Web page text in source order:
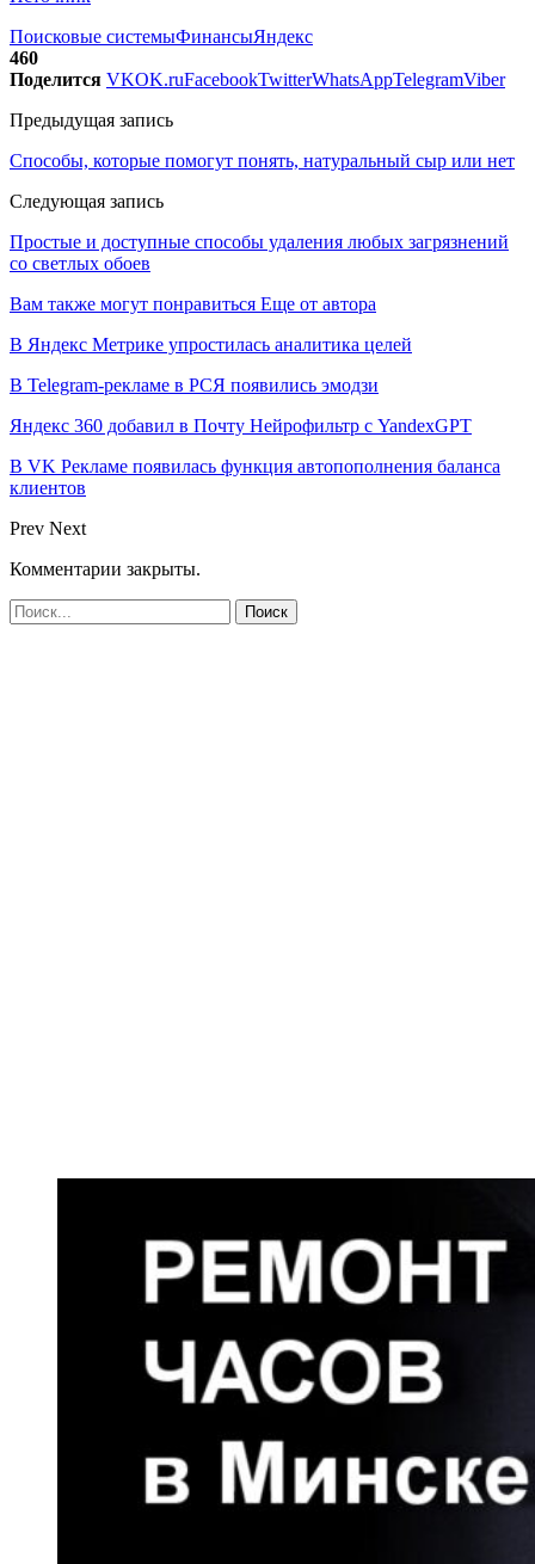
Поисковые системыФинансыЯндекс
460
Поделится VKOK.ruFacebookTwitterWhatsAppTelegramViber
Предыдущая запись
Способы, которые помогут понять, натуральный сыр или нет
Следующая запись
Простые и доступные способы удаления любых загрязнений
со светлых обоев
Вам также могут понравиться Еще от автора
В Яндекс Метрике упростилась аналитика целей
В Telegram-рекламе в РСЯ появились эмодзи
Яндекс 360 добавил в Почту Нейрофильтр с YandexGPT
В VK Рекламе появилась функция автопополнения баланса
клиентов
Prev Next
Комментарии закрыты.